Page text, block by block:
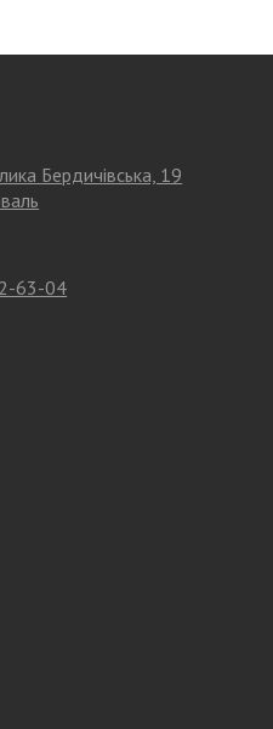
Бердичівська, 19
63-04